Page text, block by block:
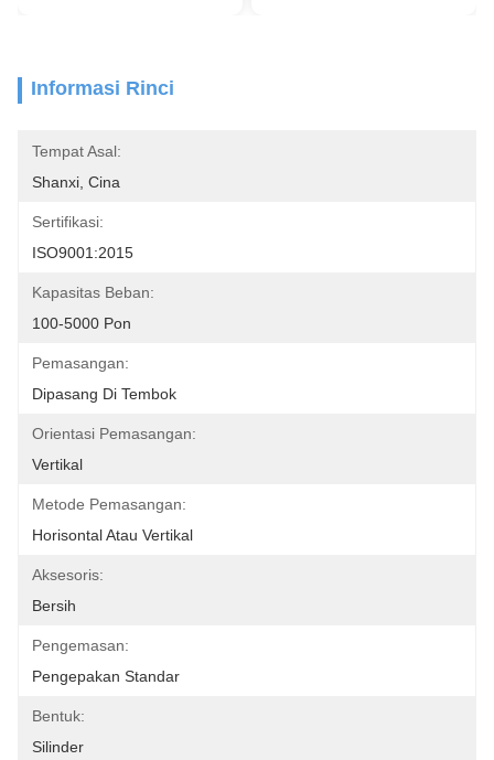
Informasi Rinci
Tempat Asal:
Shanxi, Cina
Sertifikasi:
ISO9001:2015
Kapasitas Beban:
100-5000 Pon
Pemasangan:
Dipasang Di Tembok
Orientasi Pemasangan:
Vertikal
Metode Pemasangan:
Horisontal Atau Vertikal
Aksesoris:
Bersih
Pengemasan:
Pengepakan Standar
Bentuk:
Silinder